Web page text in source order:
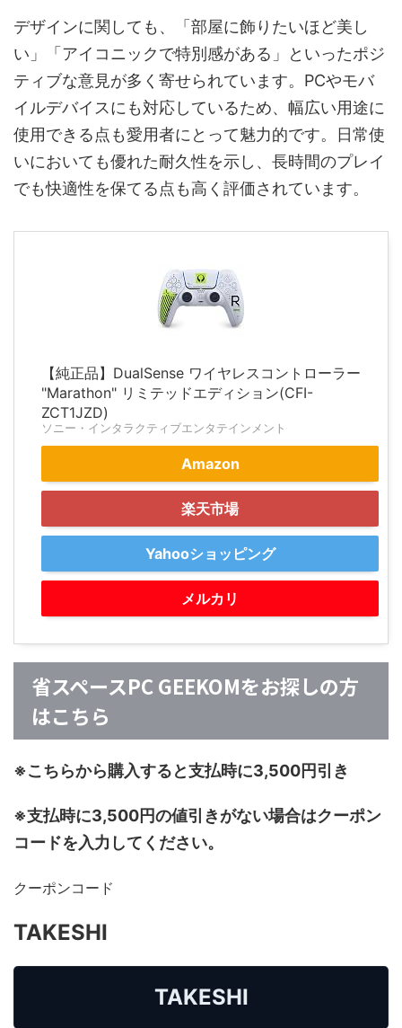
デザインに関しても、「部屋に飾りたいほど美し
い」「アイコニックで特別感がある」といったポジ
ティブな意見が多く寄せられています。PCやモバ
イルデバイスにも対応しているため、幅広い用途に
使用できる点も愛用者にとって魅力的です。日常使
いにおいても優れた耐久性を示し、長時間のプレイ
でも快適性を保てる点も高く評価されています。
【純正品】DualSense ワイヤレスコントローラー
"Marathon" リミテッドエディション(CFI-
ZCT1JZD)
ソニー・インタラクティブエンタテインメント
Amazon
楽天市場
Yahooショッピング
メルカリ
省スペースPC GEEKOMをお探しの方
はこちら
※こちらから購入すると支払時に3,500円引き
※支払時に3,500円の値引きがない場合はクーポン
コードを入力してください。
クーポンコード
TAKESHI
TAKESHI